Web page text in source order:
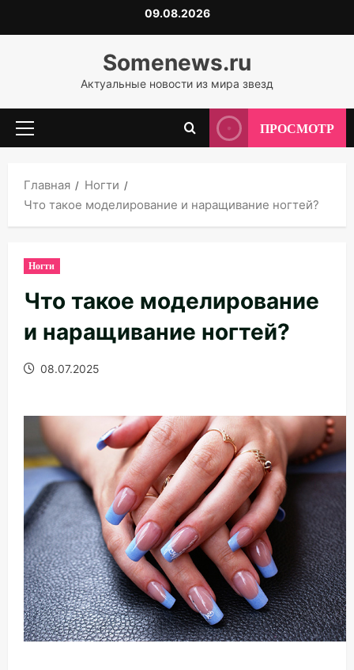
к
09.08.2026
Somenews.ru
Актуальные новости из мира звезд
Основное
ПРОСМОТР
Главная
Ногти
Что такое моделирование и наращивание ногтей?
Ногти
Что такое моделирование
и наращивание ногтей?
08.07.2025